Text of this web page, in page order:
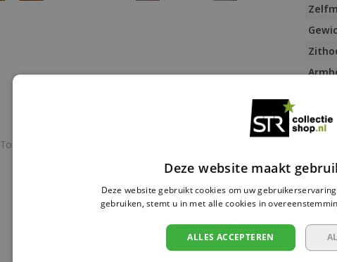
Toevoegen om te vergelijken
SKU:
Maat:
Deze website maakt
Deze website gebruikt cookies om uw
gebruiken, stemt u in met alle cookies in
ALLES ACCEPTEREN